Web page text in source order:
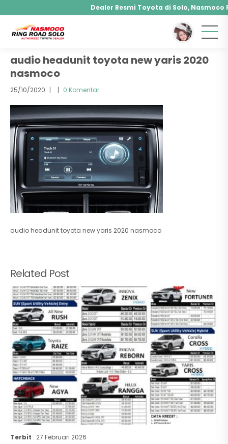
Dealer Resmi Toyota di Solo, Nasmoco
Agya, Calya, Fortuner, Rush, Sienta, Yaris,
Hybrid, Yaris Cross Hybrid, Alphard Hybrid
You are here :Beranda/ Attachment
audio headunit toyota new yaris 2020
nasmoco
25/10/2020 | | 0 Komentar
audio headunit toyota new yaris 2020 nasmoco
Related Post
Terbit : 27 Februari 2026